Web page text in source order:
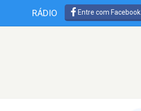
RÁDIO Entre com Facebook